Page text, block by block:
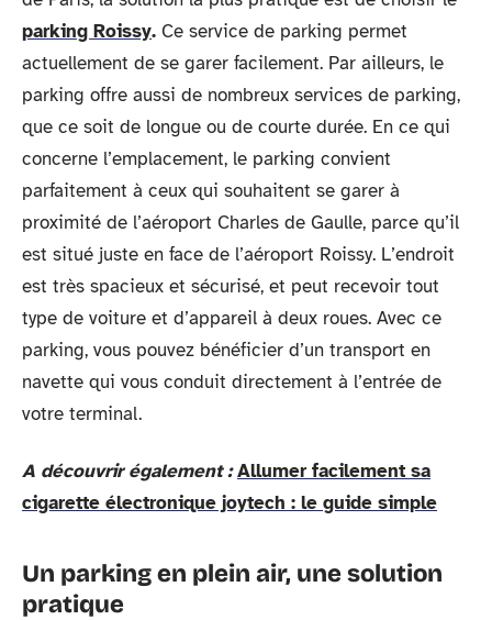
parking Roissy. Ce service de parking permet
actuellement de se garer facilement. Par ailleurs, le
parking offre aussi de nombreux services de parking,
que ce soit de longue ou de courte durée. En ce qui
concerne l’emplacement, le parking convient
parfaitement à ceux qui souhaitent se garer à
proximité de l’aéroport Charles de Gaulle, parce qu’il
est situé juste en face de l’aéroport Roissy. L’endroit
est très spacieux et sécurisé, et peut recevoir tout
type de voiture et d’appareil à deux roues. Avec ce
parking, vous pouvez bénéficier d’un transport en
navette qui vous conduit directement à l’entrée de
votre terminal.
A découvrir également : Allumer facilement sa
cigarette électronique joytech : le guide simple
Un parking en plein air, une solution
pratique